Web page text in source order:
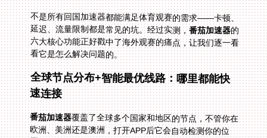
不是所有回国加速器都能满足体育观赛的需求——卡顿、
延迟、流量限制都是常见的坑。经过实测，番茄加速器的
六大核心功能正好戳中了海外观赛的痛点，让我们逐一看
看它是怎么解决问题的。
全球节点分布+智能最优线路：哪里都能快
速连接
番茄加速器覆盖了全球多个国家和地区的节点，不管你在
欧洲、美洲还是澳洲，打开APP后它会自动检测你的位
置，智能推荐最优线路。比如你在俄罗斯看央视频世界
杯，它会匹配离你最近的国内节点，减少数据传输的延
迟；要是你在非洲想找在国外怎么看塞内加尔 vs 秘鲁世
界杯中文解说的渠道，它也能快速连接到国内的直播服务